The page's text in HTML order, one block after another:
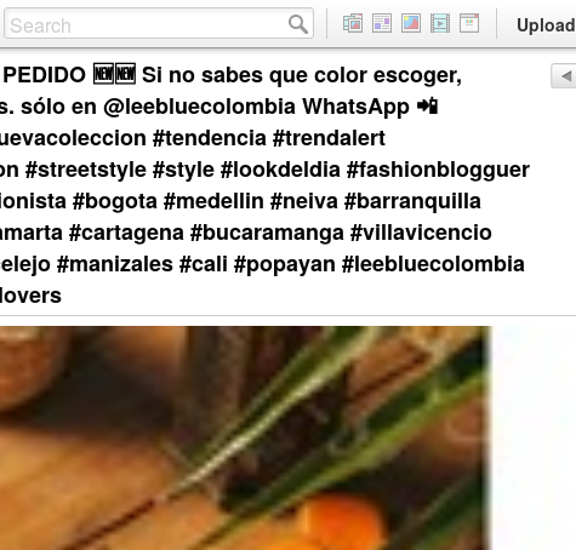
Upload
🆕🆕 Si no sabes que color escoger,
sólo en @leebluecolombia WhatsApp 📲
#tendencia #trendalert
#streetstyle #style #lookdeldia #fashionblogguer
#bogota #medellin #neiva #barranquilla
#cartagena #bucaramanga #villavicencio
#manizales #cali #popayan #leebluecolombia